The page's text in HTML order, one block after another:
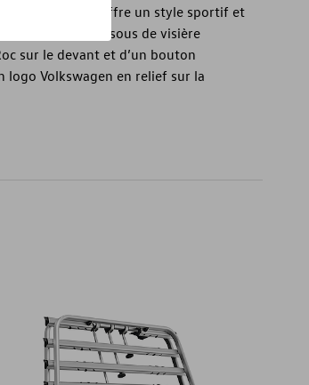
couleur noire et offre un style sportif et
d’un dessous de visière
sur le devant et d’un bouton
logo Volkswagen en relief sur la